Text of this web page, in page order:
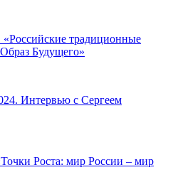
традиционные
Будущего»
Интервью с Сергеем
Роста: мир России – мир